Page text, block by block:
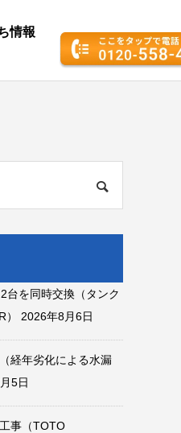
情報
台を同時交換（タンク
2026年8月6日
経年劣化による水漏
5日
事（TOTO